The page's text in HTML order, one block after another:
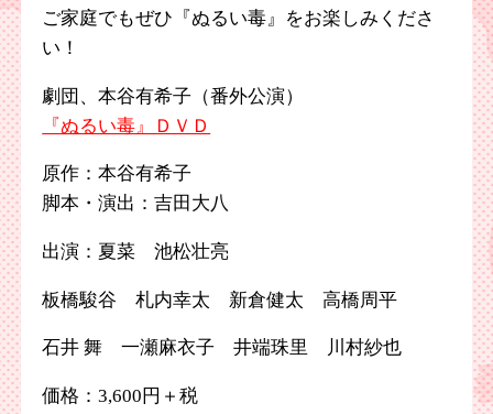
ご家庭でもぜひ『ぬるい毒』をお楽しみくださ
い！
劇団、本谷有希子（番外公演）
『ぬるい毒』ＤＶＤ
原作：本谷有希子
脚本・演出：吉田大八
出演：夏菜 池松壮亮
板橋駿谷 札内幸太 新倉健太 高橋周平
石井 舞 一瀬麻衣子 井端珠里 川村紗也
価格：3,600円＋税